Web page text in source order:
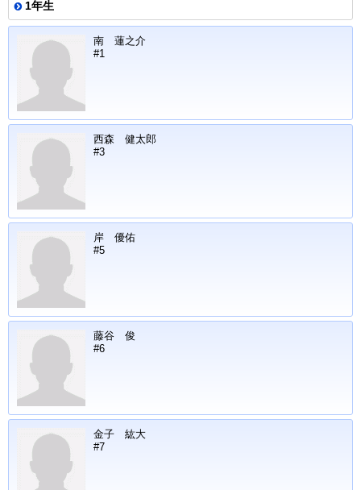
1年生
南 蓮之介
#1
西森 健太郎
#3
岸 優佑
#5
藤谷 俊
#6
金子 紘大
#7